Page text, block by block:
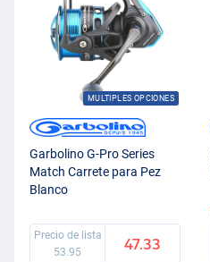
MULTIPLES OPCIONES
Garbolino G-Pro Series
Match Carrete para Pez
Blanco
Precio de lista
53.95
47.33